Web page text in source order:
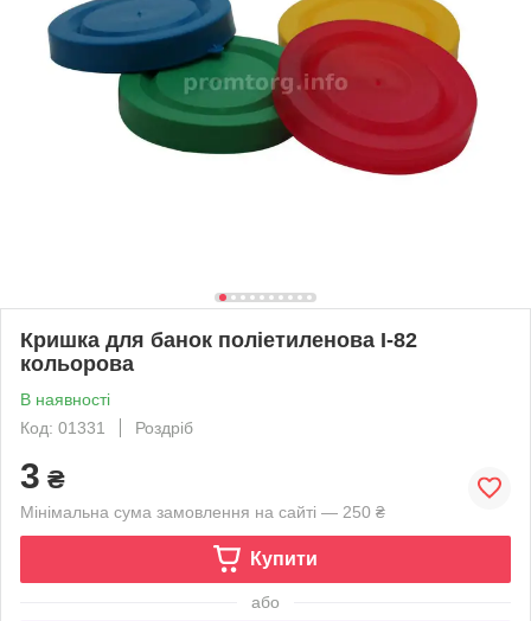
Кришка для банок поліетиленова I-82
кольорова
В наявності
Код: 01331
Роздріб
3 ₴
Мінімальна сума замовлення на сайті — 250 ₴
Купити
або